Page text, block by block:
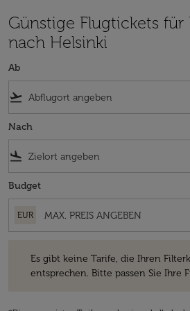
Günstige Flugtickets für
nach Helsinki
Ab
flight_takeoff
Nach
flight_land
Budget
EUR
Es gibt keine Tarife, die Ihren
entsprechen. Bitte passen Sie Ihre